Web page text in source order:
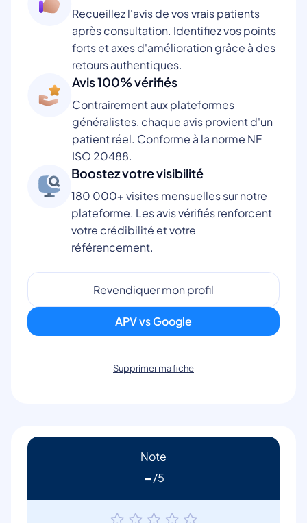
Recueillez l'avis de vos vrais patients
après consultation. Identifiez vos points
forts et axes d'amélioration grâce à des
retours authentiques.
Avis 100% vérifiés
Contrairement aux plateformes
généralistes, chaque avis provient d'un
patient réel. Conforme à la norme NF
ISO 20488.
Boostez votre visibilité
180 000+ visites mensuelles sur notre
plateforme. Les avis vérifiés renforcent
votre crédibilité et votre
référencement.
Revendiquer mon profil
APV vs Google
Supprimer ma fiche
Note
-